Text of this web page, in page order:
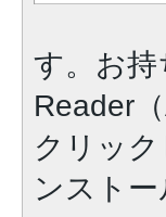
す。お
Reader
クリッ
ンストー